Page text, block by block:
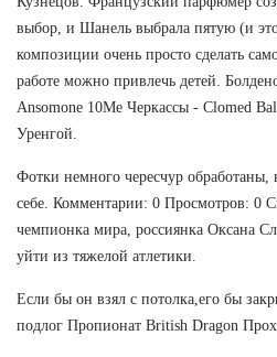
выбор, и Шанель выбрала пятую (и
композиции очень просто сделать
работе можно привлечь детей.
Ansomone 10Me Черкассы - Clomed
Уренгой.
Фотки немного чересчур обработаны,
себе. Комментарии: 0 Просмотров: 0
чемпионка мира, россиянка Оксана
уйти из тяжелой атлетики.
Если бы он взял с потолка,его бы
подлог Пропионат British Dragon